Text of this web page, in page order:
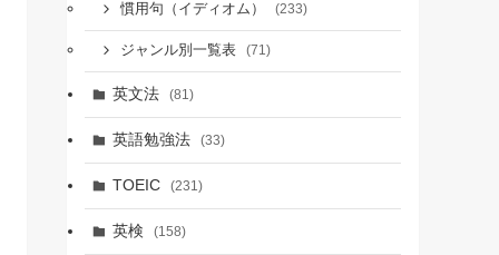
慣用句（イディオム） (233)
ジャンル別一覧表 (71)
英文法 (81)
英語勉強法 (33)
TOEIC (231)
英検 (158)